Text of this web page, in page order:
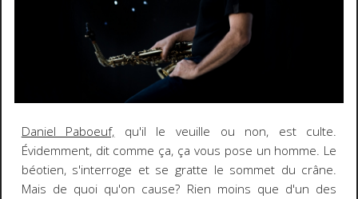
Daniel Paboeuf, qu'il le veuille ou non, est culte.
Évidemment, dit comme ça, ça vous pose un homme. Le
béotien, s'interroge et se gratte le sommet du crâne.
Mais de quoi qu'on cause? Rien moins que d'un des